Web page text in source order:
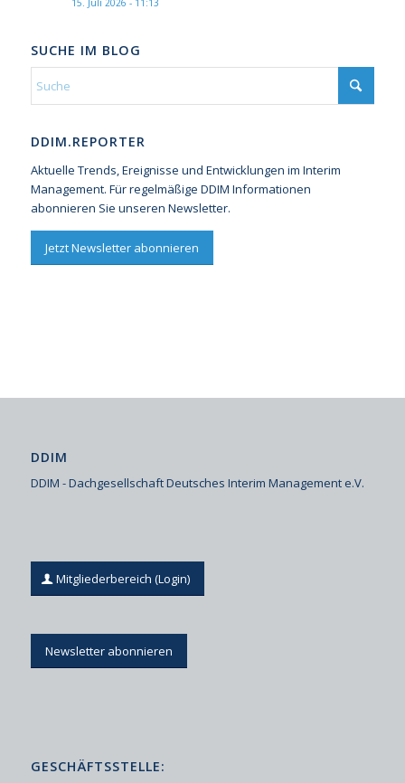
SUCHE IM BLOG
DDIM.REPORTER
Aktuelle Trends, Ereignisse und Entwicklungen im Interim
Management. Für regelmäßige DDIM Informationen
abonnieren Sie unseren Newsletter.
Jetzt Newsletter abonnieren
DDIM
DDIM - Dachgesellschaft Deutsches Interim Management e.V.
Mitgliederbereich (Login)
Newsletter abonnieren
GESCHÄFTSSTELLE: